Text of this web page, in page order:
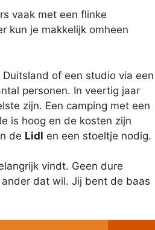
vaak met een flinke
kun je makkelijk omheen
Duitsland of een studio via een
personen. In veertig jaar
zijn. Een camping met een
is hoog en de kosten zijn
de Lidl en een stoeltje nodig.
vindt. Geen dure
dat wil. Jij bent de baas